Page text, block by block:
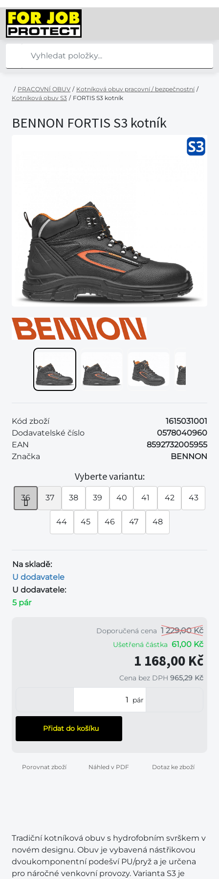
/ PRACOVNÍ OBUV / Kotníková obuv pracovní / bezpečnostní /
Kotníková obuv S3 / FORTIS S3 kotník
BENNON FORTIS S3 kotník
Kód zboží
1615031001
Dodavatelské číslo
0578040960
EAN
8592732005955
Značka
BENNON
Vyberte variantu:
36 37 38 39 40 41 42 43
44 45 46 47 48
Na skladě:
U dodavatele
U dodavatele:
5 pár
Doporučená cena 1 229,00 Kč
Ušetřená částka 61,00 Kč
1 168,00 Kč
Cena bez DPH 965,29 Kč
pár
Přidat do košíku
Porovnat zboží Náhled v PDF Dotaz ke zboží
Tradiční kotníková obuv s hydrofobním svrškem v
novém designu. Obuv je vybavená nástřikovou
dvoukomponentní podešví PU/pryž a je určena
pro náročné venkovní provozy. Varianta S3 je